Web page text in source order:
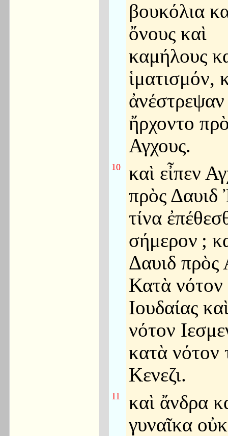
βουκόλια
ὄνους καὶ
καμήλους
ἱματισμόν,
ἀνέστρεψαν
ἤρχοντο
Αγχους.
10
καὶ εἶπεν
πρὸς Δαυιδ
τίνα
σήμερον ;
Δαυιδ πρὸς
Κατὰ νότον
Ιουδαίας
νότον
κατὰ νότον
Κενεζι.
11
καὶ ἄνδρα
γυναῖκα οὐκ